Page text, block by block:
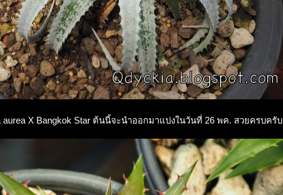
aurea X Bangkok Star ต้นนี้จะนำออกมาแบ่งในวันที่ 26 พค. สวยครบครับ